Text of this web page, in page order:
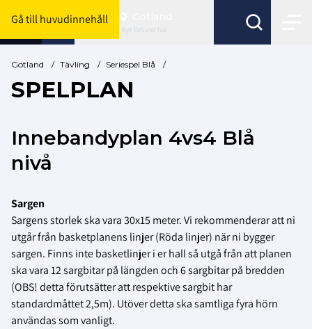
Gå till huvudinnehåll
Byt förbund här
Gotland / Tävling / Seriespel Blå /
SPELPLAN
Innebandyplan 4vs4 Blå
nivå
Sargen
Sargens storlek ska vara 30x15 meter. Vi rekommenderar att ni
utgår från basketplanens linjer (Röda linjer) när ni bygger
sargen. Finns inte basketlinjer i er hall så utgå från att planen
ska vara 12 sargbitar på längden och 6 sargbitar på bredden
(OBS! detta förutsätter att respektive sargbit har
standardmåttet 2,5m). Utöver detta ska samtliga fyra hörn
användas som vanligt.